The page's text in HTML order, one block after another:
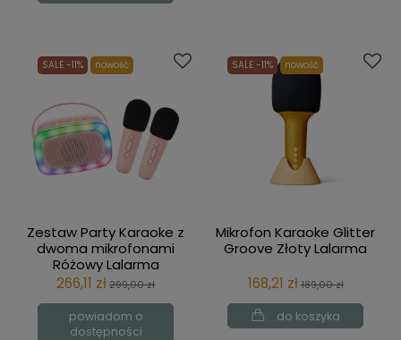
Zestaw Party Karaoke z
dwoma mikrofonami
Różowy Lalarma
266,11 zł299,00 zł
powiadom o
dostępności
SALE -11% nowość
Mikrofon Karaoke Glitter
Groove Złoty Lalarma
168,21 zł189,00 zł
do koszyka
SALE -11% nowość